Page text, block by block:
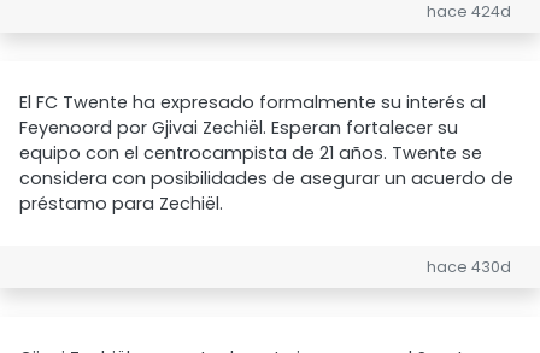
hace 424d
El FC Twente ha expresado formalmente su interés al
Feyenoord por Gjivai Zechiël. Esperan fortalecer su
equipo con el centrocampista de 21 años. Twente se
considera con posibilidades de asegurar un acuerdo de
préstamo para Zechiël.
hace 430d